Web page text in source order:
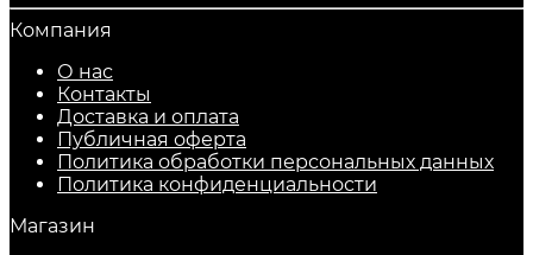
Компания
О нас
Контакты
Доставка и оплата
Публичная оферта
Политика обработки персональных данных
​Политика конфиденциальности
Магазин